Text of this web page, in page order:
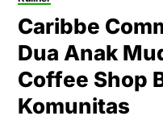
Caribbe
Dua Anak
Coffee Shop
Komunitas